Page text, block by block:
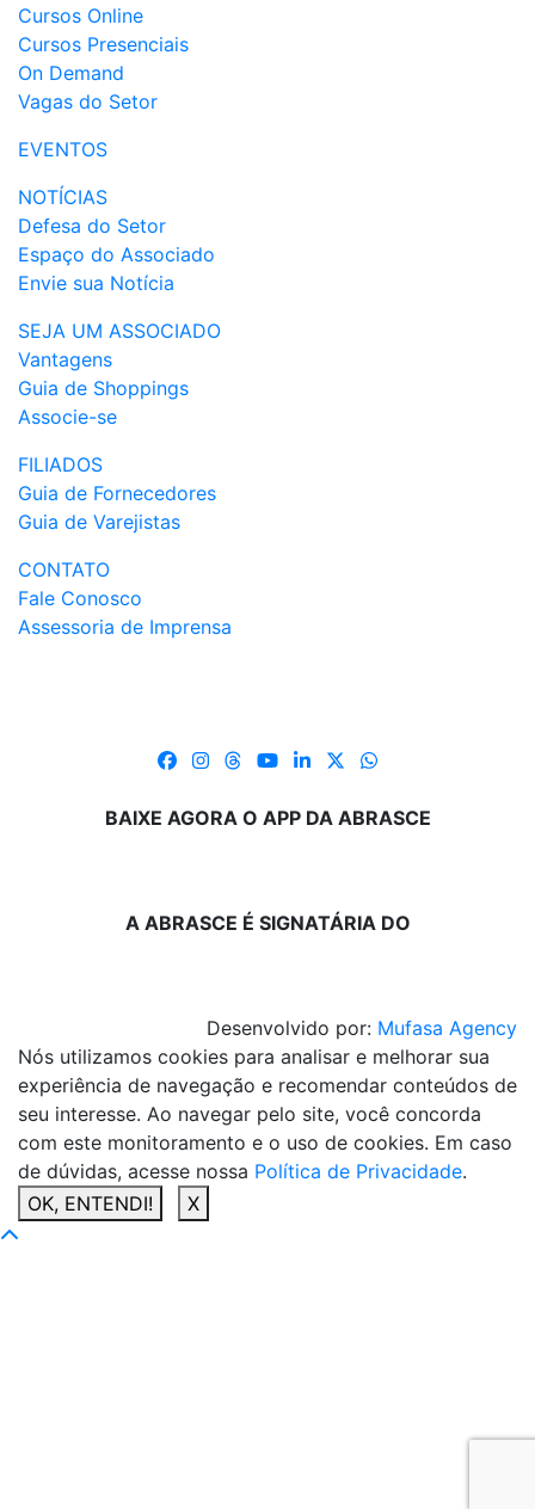
Cursos Online
Cursos Presenciais
On Demand
Vagas do Setor
EVENTOS
NOTÍCIAS
Defesa do Setor
Espaço do Associado
Envie sua Notícia
SEJA UM ASSOCIADO
Vantagens
Guia de Shoppings
Associe-se
FILIADOS
Guia de Fornecedores
Guia de Varejistas
CONTATO
Fale Conosco
Assessoria de Imprensa
BAIXE AGORA O APP DA ABRASCE
A ABRASCE É SIGNATÁRIA DO
Desenvolvido por: Mufasa Agency
Nós utilizamos cookies para analisar e melhorar sua
experiência de navegação e recomendar conteúdos de
seu interesse. Ao navegar pelo site, você concorda
com este monitoramento e o uso de cookies. Em caso
de dúvidas, acesse nossa Política de Privacidade.
OK, ENTENDI!
X